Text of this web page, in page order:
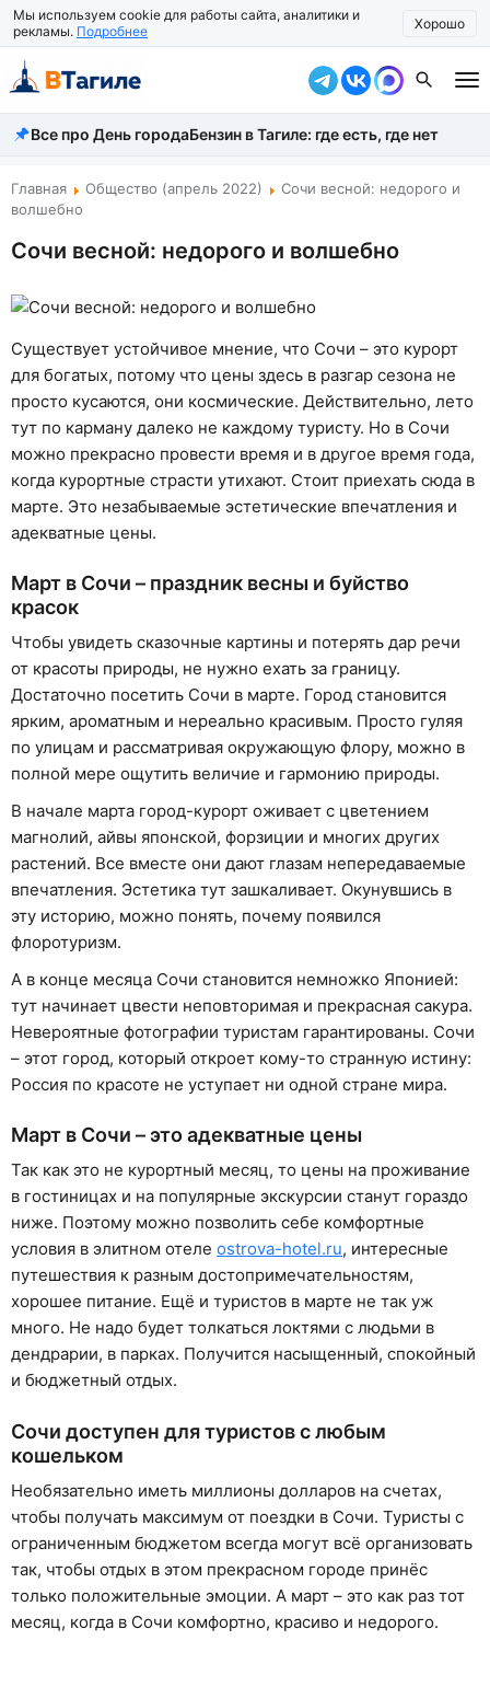
Мы используем cookie для работы сайта, аналитики и
рекламы. Подробнее Хорошо
Все новости
Происшествия
Жизнь
Экономика
Общество
Рассказать новость
Все про День городаБензин в Тагиле: где есть, где нет
Главная Общество (апрель 2022)
Сочи весной: недорого и
волшебно
Сочи весной: недорого и волшебно
Существует устойчивое мнение, что Сочи – это курорт
для богатых, потому что цены здесь в разгар сезона не
просто кусаются, они космические. Действительно, лето
тут по карману далеко не каждому туристу. Но в Сочи
можно прекрасно провести время и в другое время года,
когда курортные страсти утихают. Стоит приехать сюда в
марте. Это незабываемые эстетические впечатления и
адекватные цены.
Март в Сочи – праздник весны и буйство
красок
Чтобы увидеть сказочные картины и потерять дар речи
от красоты природы, не нужно ехать за границу.
Достаточно посетить Сочи в марте. Город становится
ярким, ароматным и нереально красивым. Просто гуляя
по улицам и рассматривая окружающую флору, можно в
полной мере ощутить величие и гармонию природы.
В начале марта город-курорт оживает с цветением
магнолий, айвы японской, форзиции и многих других
растений. Все вместе они дают глазам непередаваемые
впечатления. Эстетика тут зашкаливает. Окунувшись в
эту историю, можно понять, почему появился
флоротуризм.
А в конце месяца Сочи становится немножко Японией:
тут начинает цвести неповторимая и прекрасная сакура.
Невероятные фотографии туристам гарантированы. Сочи
– этот город, который откроет кому-то странную истину:
Россия по красоте не уступает ни одной стране мира.
Март в Сочи – это адекватные цены
Так как это не курортный месяц, то цены на проживание
в гостиницах и на популярные экскурсии станут гораздо
ниже. Поэтому можно позволить себе комфортные
условия в элитном отеле ostrova-hotel.ru, интересные
путешествия к разным достопримечательностям,
хорошее питание. Ещё и туристов в марте не так уж
много. Не надо будет толкаться локтями с людьми в
дендрарии, в парках. Получится насыщенный, спокойный
и бюджетный отдых.
Сочи доступен для туристов с любым
кошельком
Необязательно иметь миллионы долларов на счетах,
чтобы получать максимум от поездки в Сочи. Туристы с
ограниченным бюджетом всегда могут всё организовать
так, чтобы отдых в этом прекрасном городе принёс
только положительные эмоции. А март – это как раз тот
месяц, когда в Сочи комфортно, красиво и недорого.